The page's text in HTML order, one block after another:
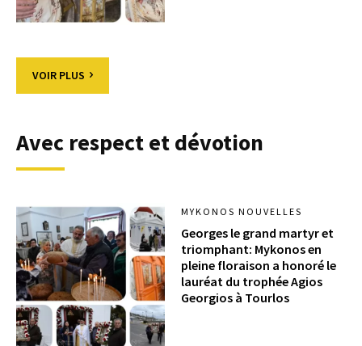
VOIR PLUS
Avec respect et dévotion
MYKONOS NOUVELLES
Georges le grand martyr et
triomphant: Mykonos en
pleine floraison a honoré le
lauréat du trophée Agios
Georgios à Tourlos